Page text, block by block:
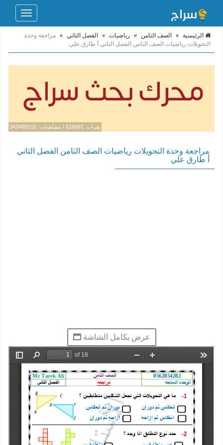
Toggle
الرئيسية » الصف الثامن » رياضيات » الفصل الثاني » مراجعة وحدة
التحويلات رياضيات الصف الثامن الفصل الثاني أ طارق علي
نقرات: 616681 / مشاهدات: 343499316
مراجعة وحدة التحويلات رياضيات الصف الثامن الفصل الثاني
أ طارق علي
عرض بكامل الشاشة